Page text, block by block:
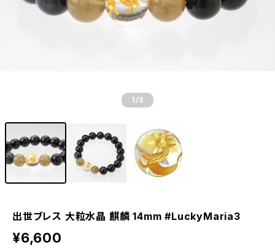
1 /3
出世ブレス 大粒水晶 麒麟 14mm #LuckyMaria3
¥6,600